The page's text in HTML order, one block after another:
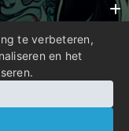
te verbeteren,
en het